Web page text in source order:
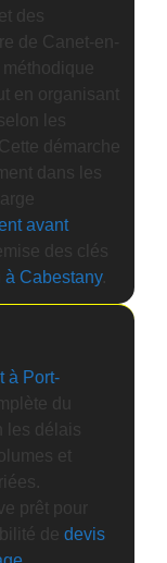
des
de Canet-en-
en organisant
les
démarche
dans les
avant
des clés
Cabestany.
à Port-
du
les délais
et
prêt pour
de devis